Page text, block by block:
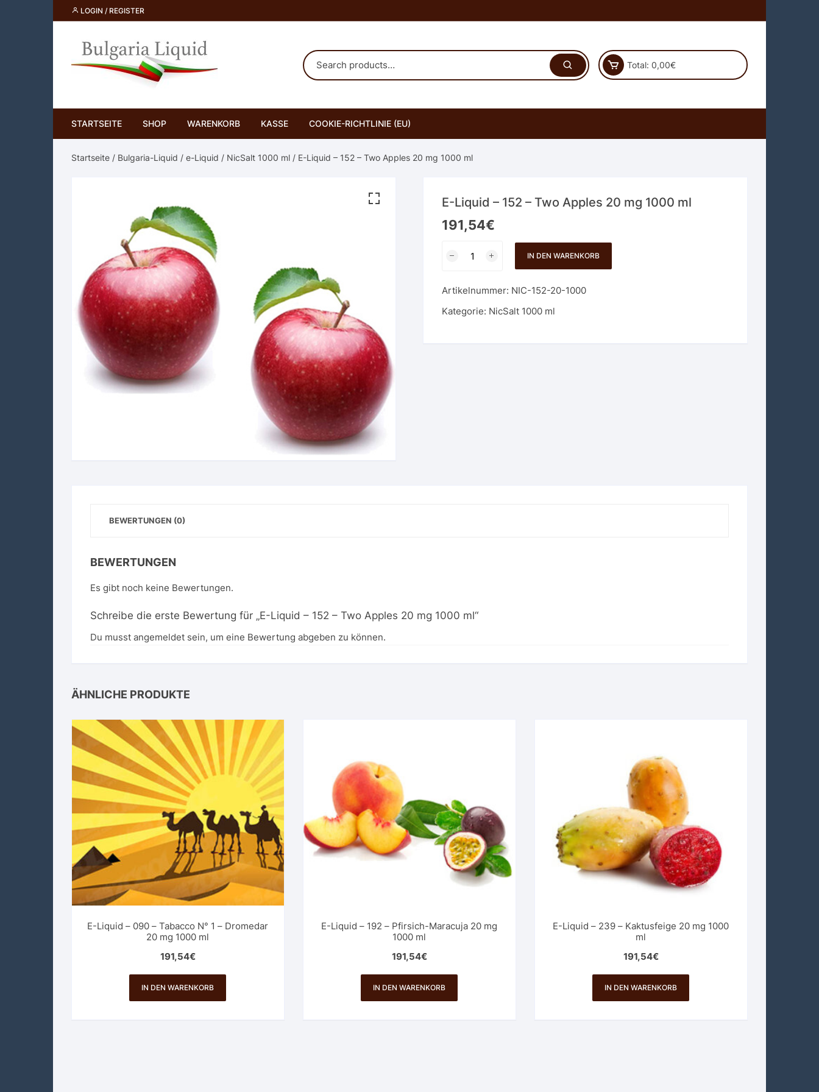
to
LOGIN / REGISTER
Total: 0,00€
STARTSEITE SHOP WARENKORB KASSE COOKIE-RICHTLINIE (EU)
Startseite / Bulgaria-Liquid / e-Liquid / NicSalt 1000 ml / E-Liquid – 152 – Two Apples 20 mg 1000 ml
E-Liquid – 152 – Two Apples 20 mg 1000 ml
191,54€
152
-
IN DEN WARENKORB
Artikelnummer: NIC-152-20-1000
Kategorie: NicSalt 1000 ml
BEWERTUNGEN (0)
BEWERTUNGEN
Es gibt noch keine Bewertungen.
Schreibe die erste Bewertung für „E-Liquid – 152 – Two Apples 20 mg 1000 ml“
Du musst angemeldet sein, um eine Bewertung abgeben zu können.
ÄHNLICHE PRODUKTE
E-Liquid – 090 – Tabacco N° 1 – Dromedar
20 mg 1000 ml
191,54€
IN DEN WARENKORB
E-Liquid – 192 – Pfirsich-Maracuja 20 mg
1000 ml
191,54€
IN DEN WARENKORB
E-Liquid – 239 – Kaktusfeige 20 mg 1000
ml
191,54€
IN DEN WARENKORB